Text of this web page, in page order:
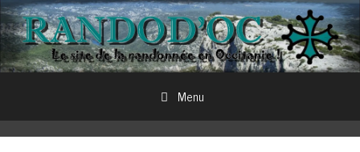
Aller
au
contenu
Menu